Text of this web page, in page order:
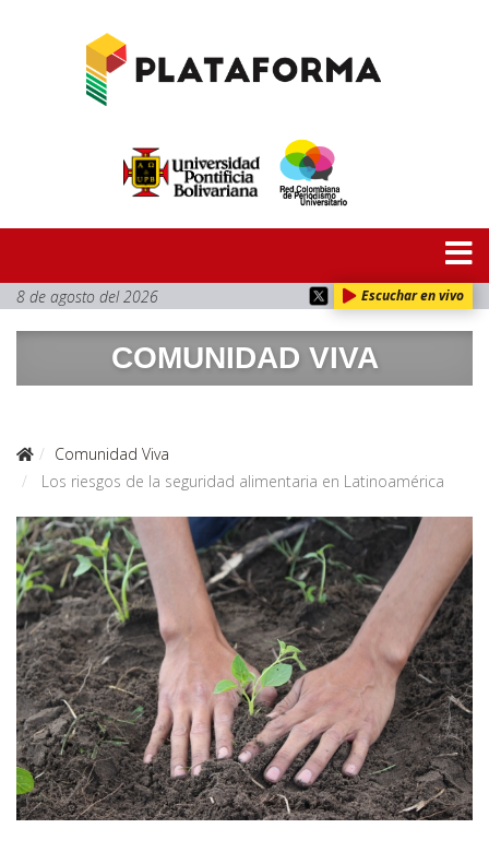
8 de agosto del 2026 Escuchar en vivo
COMUNIDAD VIVA
Comunidad Viva
Los riesgos de la seguridad alimentaria en Latinoamérica